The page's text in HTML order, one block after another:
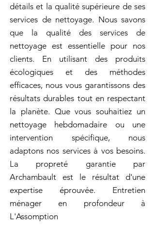
détails et la qualité supérieure de ses
services de nettoyage. Nous savons
que la qualité des services de
nettoyage est essentielle pour nos
clients. En utilisant des produits
écologiques et des méthodes
efficaces, nous vous garantissons des
résultats durables tout en respectant
la planète. Que vous souhaitiez un
nettoyage hebdomadaire ou une
intervention spécifique, nous
adaptons nos services à vos besoins.
La propreté garantie par
Archambault est le résultat d'une
expertise éprouvée. Entretien
ménager en profondeur à
L'Assomption